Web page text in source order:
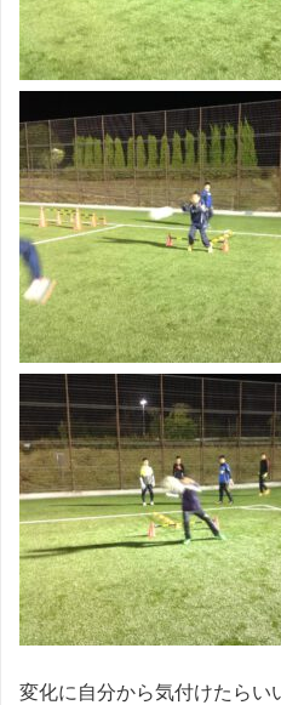
変化に自分から気付けたらい